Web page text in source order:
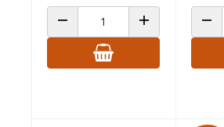
ANZAHL VERRINGERNANZAHL ERHÖHEN